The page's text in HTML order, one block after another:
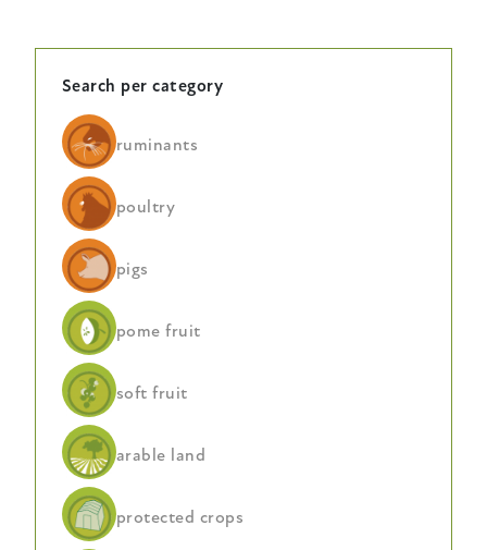
Search per category
ruminants
poultry
pigs
pome fruit
soft fruit
arable land
protected crops